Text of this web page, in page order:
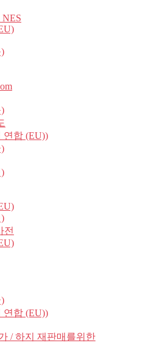
NES
연합 (EU))
전
연합 (EU))
/ 하지 재판매를위한